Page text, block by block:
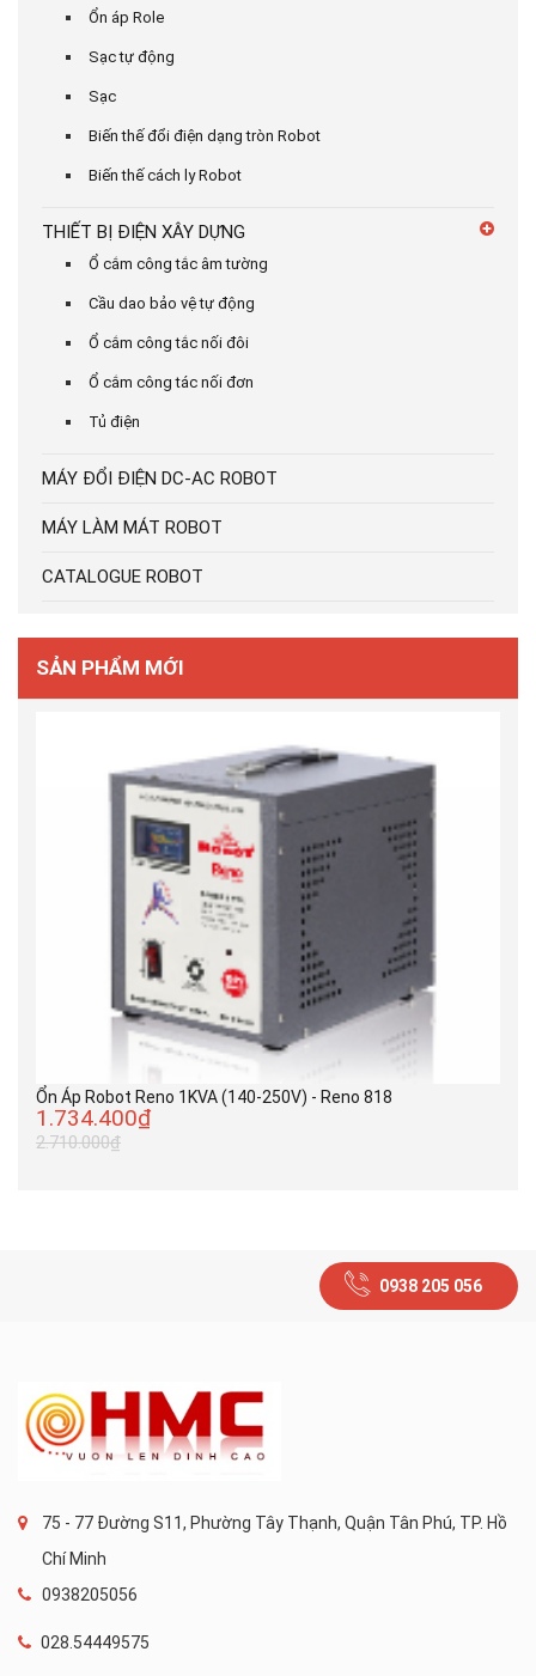
Ổn áp Role
Sạc tự động
Sạc
Biến thế đổi điện dạng tròn Robot
Biến thế cách ly Robot
THIẾT BỊ ĐIỆN XÂY DỰNG
Ổ cắm công tắc âm tường
Cầu dao bảo vệ tự động
Ổ cắm công tắc nối đôi
Ổ cắm công tác nối đơn
Tủ điện
MÁY ĐỔI ĐIỆN DC-AC ROBOT
MÁY LÀM MÁT ROBOT
CATALOGUE ROBOT
SẢN PHẨM MỚI
Ổn Áp Robot Reno 1KVA (140-250V) - Reno 818
1.734.400₫
2.710.000₫
0938 205 056
75 - 77 Đường S11, Phường Tây Thạnh, Quận Tân Phú, TP. Hồ
Chí Minh
0938205056
028.54449575